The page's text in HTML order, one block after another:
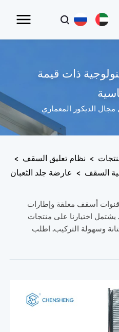
ذات قيمة
الديكور المعماري
> نظام تعليق السقف >
السقف > عارضة جلد الثعبان
أسقف معلقة وإطارات
يشتمل اختيارنا على منتجات
وسهولة التركيب. اطلب